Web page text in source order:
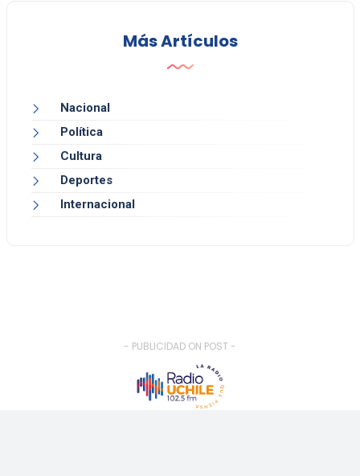
Más Artículos
Nacional
Política
Cultura
Deportes
Internacional
- PUBLICIDAD ON POST -